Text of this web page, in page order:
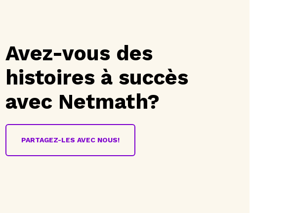
Avez-vous des
histoires à succès
avec Netmath?
PARTAGEZ-LES AVEC NOUS!